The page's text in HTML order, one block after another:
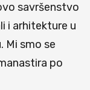
savršenstvo
i arhitekture u
Mi smo se
po